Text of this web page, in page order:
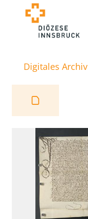
Digitales Archiv